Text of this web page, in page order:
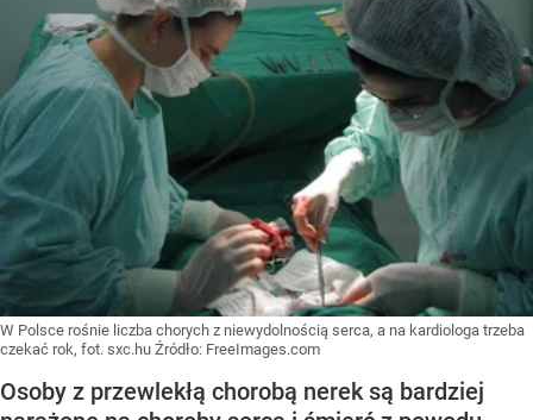
W Polsce rośnie liczba chorych z niewydolnością serca, a na kardiologa trzeba
czekać rok, fot. sxc.hu Źródło: FreeImages.com
Osoby z przewlekłą chorobą nerek są bardziej